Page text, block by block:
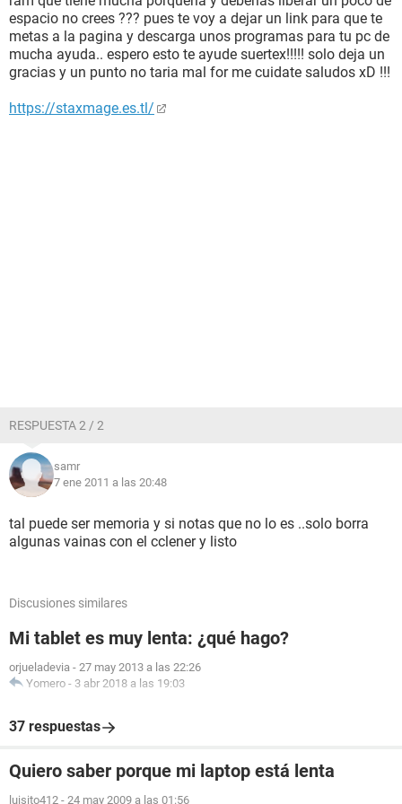
espacio no crees ??? pues te voy a dejar un link para que te
metas a la pagina y descarga unos programas para tu pc de
mucha ayuda.. espero esto te ayude suertex!!!!! solo deja un
gracias y un punto no taria mal for me cuidate saludos xD !!!
https://staxmage.es.tl/
RESPUESTA 2 / 2
samr
7 ene 2011 a las 20:48
tal puede ser memoria y si notas que no lo es ..solo borra
algunas vainas con el cclener y listo
Discusiones similares
Mi tablet es muy lenta: ¿qué hago?
orjueladevia - 27 may 2013 a las 22:26
Yomero - 3 abr 2018 a las 19:03
37 respuestas
Quiero saber porque mi laptop está lenta
luisito412 - 24 may 2009 a las 01:56